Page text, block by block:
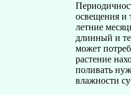
освещения и
летние
длинный и
может
растение
поливать
влажности